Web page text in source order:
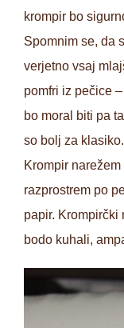
krompir bo
Spomnim se, da
verjetno vsaj
pomfri iz pečice
bo moral biti pa
so bolj za klasiko.
Krompir
razprostrem po
papir. Krompirčki
bodo kuhali,